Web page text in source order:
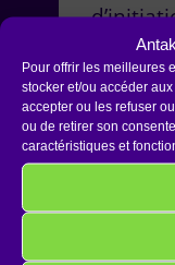
Pour offrir les meilleures
stocker et/ou accéder
accepter ou les refuser
ou de retirer son
caractéristiques et
Ces
de
vie
et